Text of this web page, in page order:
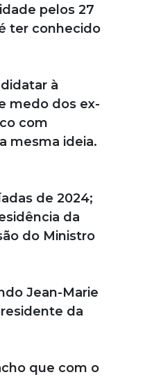
pelos 27
ter conhecido
à
medo dos ex-
com
mesma ideia.
de 2024;
da
do Ministro
Jean-Marie
da
que com o